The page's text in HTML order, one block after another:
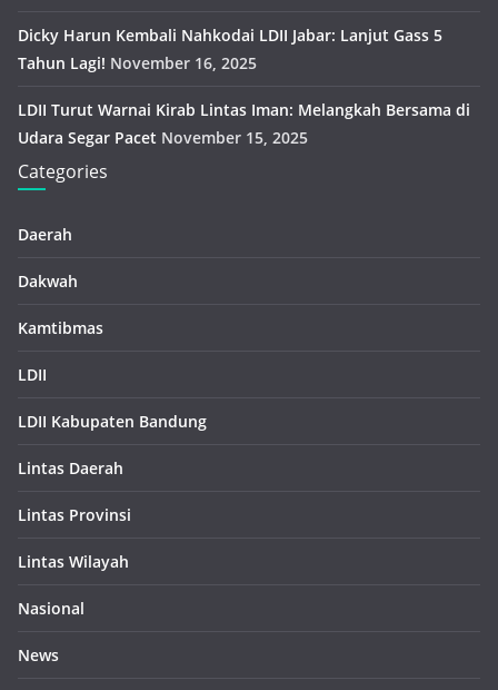
Dicky Harun Kembali Nahkodai LDII Jabar: Lanjut Gass 5
Tahun Lagi! November 16, 2025
LDII Turut Warnai Kirab Lintas Iman: Melangkah Bersama di
Udara Segar Pacet November 15, 2025
Categories
Daerah
Dakwah
Kamtibmas
LDII
LDII Kabupaten Bandung
Lintas Daerah
Lintas Provinsi
Lintas Wilayah
Nasional
News